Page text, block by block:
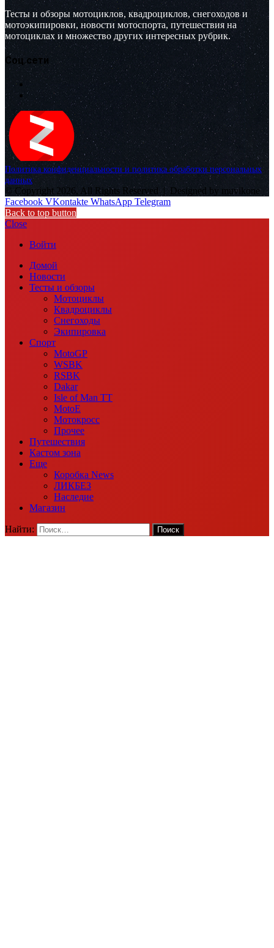
Тесты и обзоры мотоциклов, квадроциклов, снегоходов и
мотоэкипировки, новости мотоспорта, путешествия на
мотоциклах и множество других интересных рубрик.
Соц.сети
Политика конфиденциальности и политика обработки персональных
данных
© Copyright 2026, All Rights Reserved | Designed by muvikone
Facebook VKontakte WhatsApp Telegram
Back to top button
Close
Войти
Домой
Новости
Тесты и обзоры
Мотоциклы
Квадроциклы
Снегоходы
Экипировка
Спорт
MotoGP
WSBK
RSBK
Dakar
Isle of Man TT
MotoE
Мотокросс
Прочее
Путешествия
Кастом зона
Еще
Коробка News
ЛИКБЕЗ
Наследие
Магазин
Найти: